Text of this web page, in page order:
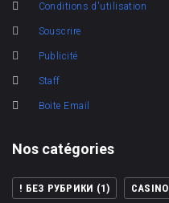
Conditions d'utilisation
Souscrire
Publicité
Staff
Boite Email
Nos catégories
! БЕЗ РУБРИКИ (1) CASINO